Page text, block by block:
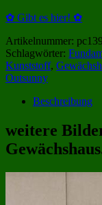
✿ Gibt es hier! ✿
Artikelnummer:
Schlagwörter:
Kunststoff,
Outsunny
Beschreibung
weitere